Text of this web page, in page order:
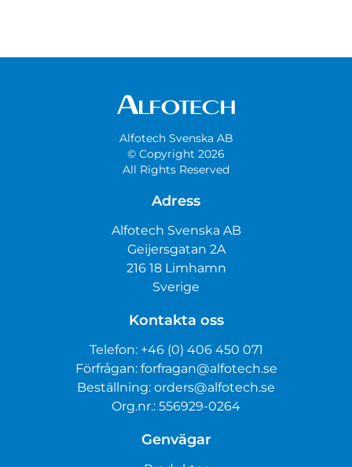
Alfotech Svenska AB
© Copyright 2026
All Rights Reserved
Adress
Alfotech Svenska AB
Geijersgatan 2A
216 18 Limhamn
Sverige
Kontakta oss
Telefon: +46 (0) 406 450 071
Förfrågan: forfragan@alfotech.se
Beställning: orders@alfotech.se
Org.nr.: 556929-0264
Genvägar